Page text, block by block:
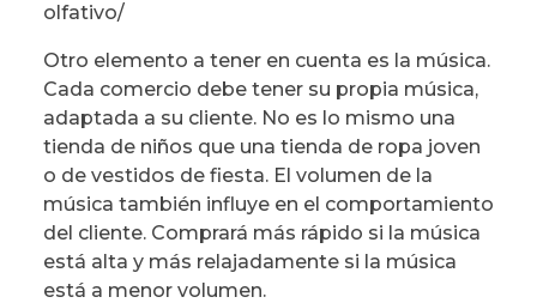
olfativo/
Otro elemento a tener en cuenta es la música.
Cada comercio debe tener su propia música,
adaptada a su cliente. No es lo mismo una
tienda de niños que una tienda de ropa joven
o de vestidos de fiesta. El volumen de la
música también influye en el comportamiento
del cliente. Comprará más rápido si la música
está alta y más relajadamente si la música
está a menor volumen.